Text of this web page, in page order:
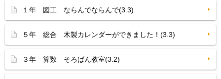
１年 図工 ならんでならんで(3.3)
５年 総合 木製カレンダーができました！(3.3)
３年 算数 そろばん教室(3.2)